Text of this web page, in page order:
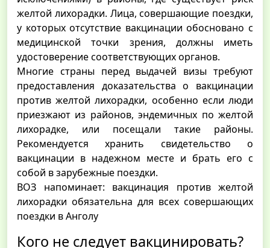
желтой лихорадки. Лица, совершающие поездки,
у которых отсутствие вакцинации обосновано с
медицинской точки зрения, должны иметь
удостоверение соответствующих органов.
Многие страны перед выдачей визы требуют
предоставления доказательства о вакцинации
против желтой лихорадки, особенно если люди
приезжают из районов, эндемичных по желтой
лихорадке, или посещали такие районы.
Рекомендуется хранить свидетельство о
вакцинации в надежном месте и брать его с
собой в зарубежные поездки.
ВОЗ напоминает: вакцинация против желтой
лихорадки обязательна для всех совершающих
поездки в Анголу
Кого не следует вакцинировать?